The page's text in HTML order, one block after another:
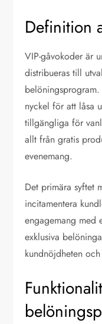
Definition
VIP-gåvokoder är
distribueras till
nyckel för att låsa
tillgängliga för
allt från gratis
evenemang.
Det primära syftet
incitamentera
engagemang med
exklusiva
kundnöjdheten